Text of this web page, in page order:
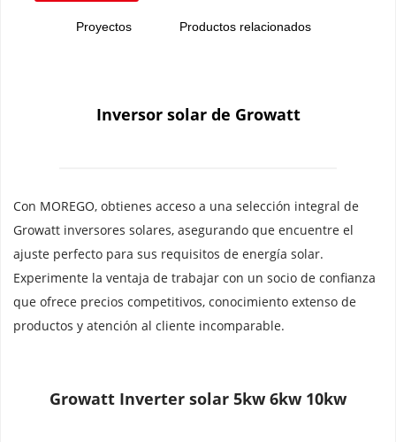
Proyectos Productos relacionados
Inversor solar de Growatt
Con MOREGO, obtienes acceso a una selección integral de
Growatt inversores solares, asegurando que encuentre el
ajuste perfecto para sus requisitos de energía solar.
Experimente la ventaja de trabajar con un socio de confianza
que ofrece precios competitivos, conocimiento extenso de
productos y atención al cliente incomparable.
Growatt Inverter solar 5kw 6kw 10kw